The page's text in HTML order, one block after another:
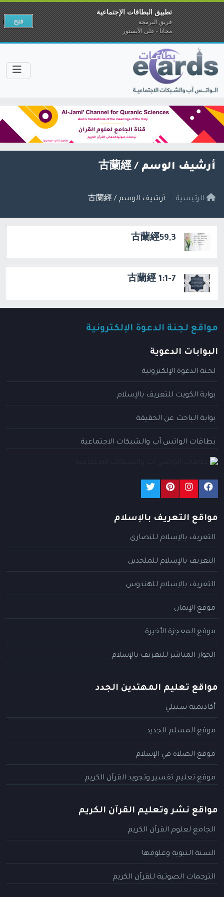
أرشيف الوسم /古蘭經
الرئيسية أرشيف الوسم / 古蘭經
古蘭經59,3
古蘭經 1:1-7
مواقع لجنة الدعوة الإلكترونية
البوابات الدعوية
لجنة الدعوة الإلكترونية
بوابة الكويت للتعريف بالإسلام
بوابة الباحث عن الحقيقة
بطاقات الواتس آب والشبكات الاجتماعية
مواقع التعريف بالإسلام
التعريف بالإسلام للنصارى
التعريف بالإسلام للملحدين
التعريف بالإسلام للهندوس
موقع الإيمان
موقع المعجزة الأخيرة
الحوار المباشر للتعريف بالإسلام
مواقع تعليم المهتدين الجدد
أكاديمية سبيلي
موقع المسلم الجديد
موقع الصلاة في الإسلام
موقع تعليم تفسير وتجويد القرآن الكريم
مواقع نشر وتعليم القرآن الكريم
الجامع لعلوم القرآن الكريم
السنة النبوية وعلومها
الترجمات الصوتية للقرآن الكريم
تطبيق البطاقات الإجتماعية
فريق البرمجة
مجانا - على الآبستور
فتح